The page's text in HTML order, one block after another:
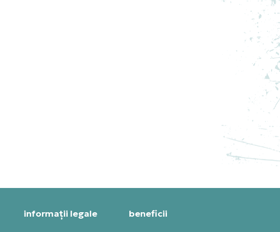
informații legale beneficii